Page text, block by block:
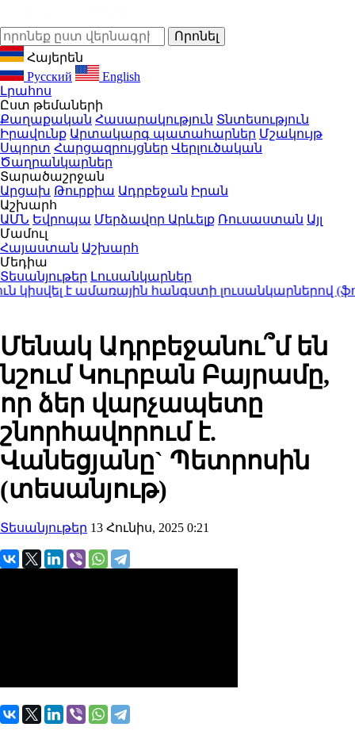
Հայերեն
Русский
English
Լրահոս
Ըստ թեմաների
Քաղաքական Հասարակություն Տնտեսություն
Իրավունք Արտակարգ պատահարներ Մշակույթ
Սպորտ Հարցազրույցներ Վերլուծական
Ծաղրանկարներ
Տարածաշրջան
Արցախ Թուրքիա Ադրբեջան Իրան
Աշխարհ
ԱՄՆ Եվրոպա Մերձավոր Արևելք Ռուսաստան Այլ
Մամուլ
Հայաստան Աշխարհ
Մեդիա
Տեսանյութեր Լուսանկարներ
է ամառային հանգստի լուսանկարներով
Մենակ Ադրբեջանու՞մ են
նշում Կուրբան Բայրամը,
որ ձեր վարչապետը
շնորհավորում է.
Վանեցյանը` Պետրոսին
(տեսանյութ)
Տեսանյութեր 13 Հունիս, 2025 0:21